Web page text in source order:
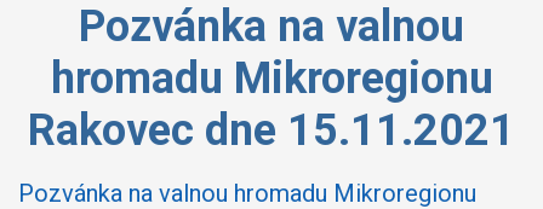
Pozvánka na valnou
hromadu Mikroregionu
Rakovec dne 15.11.2021
Pozvánka na valnou hromadu Mikroregionu